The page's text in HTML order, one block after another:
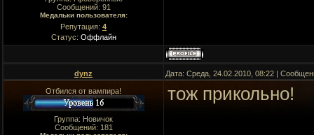
Сообщений: 91
Медальки пользователя:
Репутация: 4
Статус: Оффлайн
dynz Дата: Среда, 24.02.2010, 08:22 |
Отбился от вампира!
Группа: Новичок
Сообщений: 181
тож прикольно!